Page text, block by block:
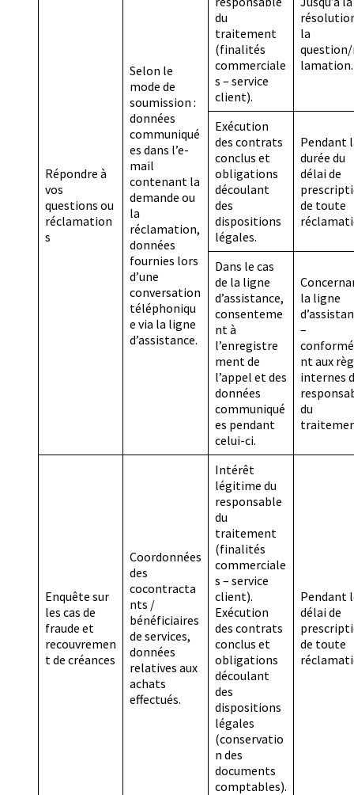
Répondre à
vos
questions ou
réclamation
s
Selon le
mode de
soumission :
données
communiqué
es dans l’e-
mail
contenant la
demande ou
la
réclamation,
données
fournies lors
d’une
conversation
téléphoniqu
e via la ligne
d’assistance.
du
traitement
(finalités
commerciale
s – service
client).
la
lamation.
Exécution
des contrats
conclus et
obligations
découlant
des
dispositions
légales.
Pendant
durée du
délai de
de toute
Dans le cas
de la ligne
d’assistance,
consenteme
nt à
l’enregistre
ment de
l’appel et des
données
communiqué
es pendant
celui-ci.
la ligne
–
nt aux
internes
du
Enquête sur
les cas de
fraude et
recouvremen
t de créances
Coordonnées
des
cocontracta
nts /
bénéficiaires
de services,
données
relatives aux
achats
effectués.
Intérêt
légitime du
responsable
du
traitement
(finalités
commerciale
s – service
client).
Exécution
des contrats
conclus et
obligations
découlant
des
dispositions
légales
(conservatio
n des
documents
comptables).
Pendant
délai de
de toute